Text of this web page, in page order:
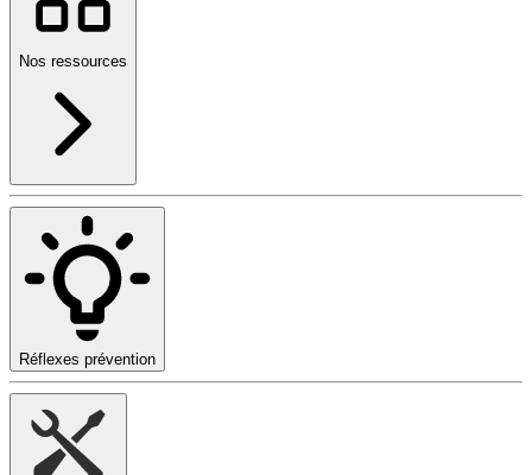
Nos ressources
Réflexes prévention